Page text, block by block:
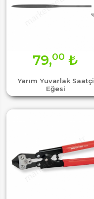
Yarım Yuvarlak Saatçi
Eğesi
79,00 ₺